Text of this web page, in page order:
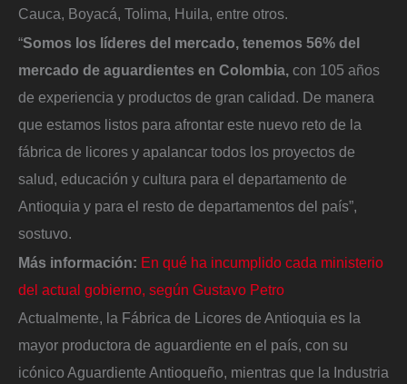
Cauca, Boyacá, Tolima, Huila, entre otros.
“Somos los líderes del mercado, tenemos 56% del
mercado de aguardientes en Colombia, con 105 años
de experiencia y productos de gran calidad. De manera
que estamos listos para afrontar este nuevo reto de la
fábrica de licores y apalancar todos los proyectos de
salud, educación y cultura para el departamento de
Antioquia y para el resto de departamentos del país”,
sostuvo.
Más información: En qué ha incumplido cada ministerio
del actual gobierno, según Gustavo Petro
Actualmente, la Fábrica de Licores de Antioquia es la
mayor productora de aguardiente en el país, con su
icónico Aguardiente Antioqueño, mientras que la Industria